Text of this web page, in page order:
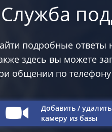
Служба
подробные ответы
здесь вы можете
общении по
Добавить / удалить
камеру из базы